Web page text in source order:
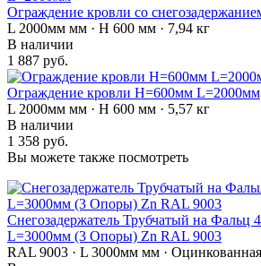
Ограждение кровли со
L 2000мм мм · H 600 мм · 7,94 кг
В наличии
1 887 руб.
Ограждение кровли H=600мм L=2000мм
L 2000мм мм · H 600 мм · 5,57 кг
В наличии
1 358 руб.
Вы можете также посмотреть
Снегозадержатель Трубчатый на Фальц
L=3000мм (3 Опоры) Zn RAL 9003
RAL 9003 · L 3000мм мм · Оцинкованная